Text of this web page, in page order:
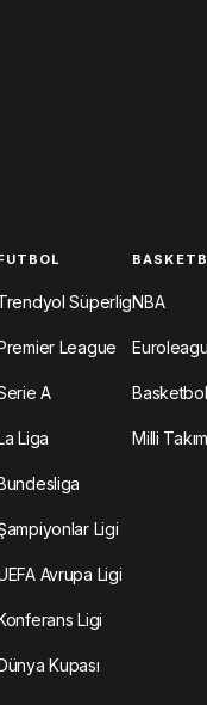
Süperlig
League
A
Liga
Ligi
Avrupa Ligi
Ligi
Kupası
NBA
Milli